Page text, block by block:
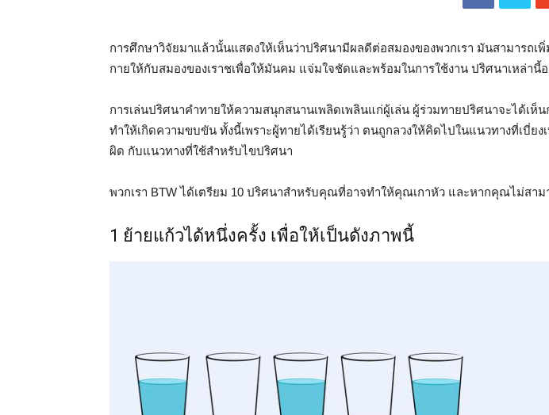
การศึกษาวิจัยมาแล้วนั้นแสดงให้เห็นว่าปริศนามีผลดีต่อสมองของพวกเรา มันสามารถเ
กายให้กับสมองของเราชเพื่อให้มันคม แจ่มใจชัดและพร้อมในการใช้งาน ปริศนาเหล่า
การเล่นปริศนาคำทายให้ความสนุกสนานเพลิดเพลินแก่ผู้เล่น ผู้ร่วมทายปริศนาจะได้เห็
ทำให้เกิดความขบขัน ทั้งนี้เพราะผู้ทายได้เรียนรู้ว่า ตนถูกลวงให้คิดไปในแนวทางที่เบี่ย
ผิด กับแนวทางที่ใช้สำหรับไขปริศนา
พวกเรา BTW ได้เตรียม 10 ปริศนาสำหรับคุณที่อาจทำให้คุณเกาหัว และหากคุณไม่สาม
1 ย้ายแก้วได้หนึ่งครั้ง เพื่อให้เป็นดังภาพนี้